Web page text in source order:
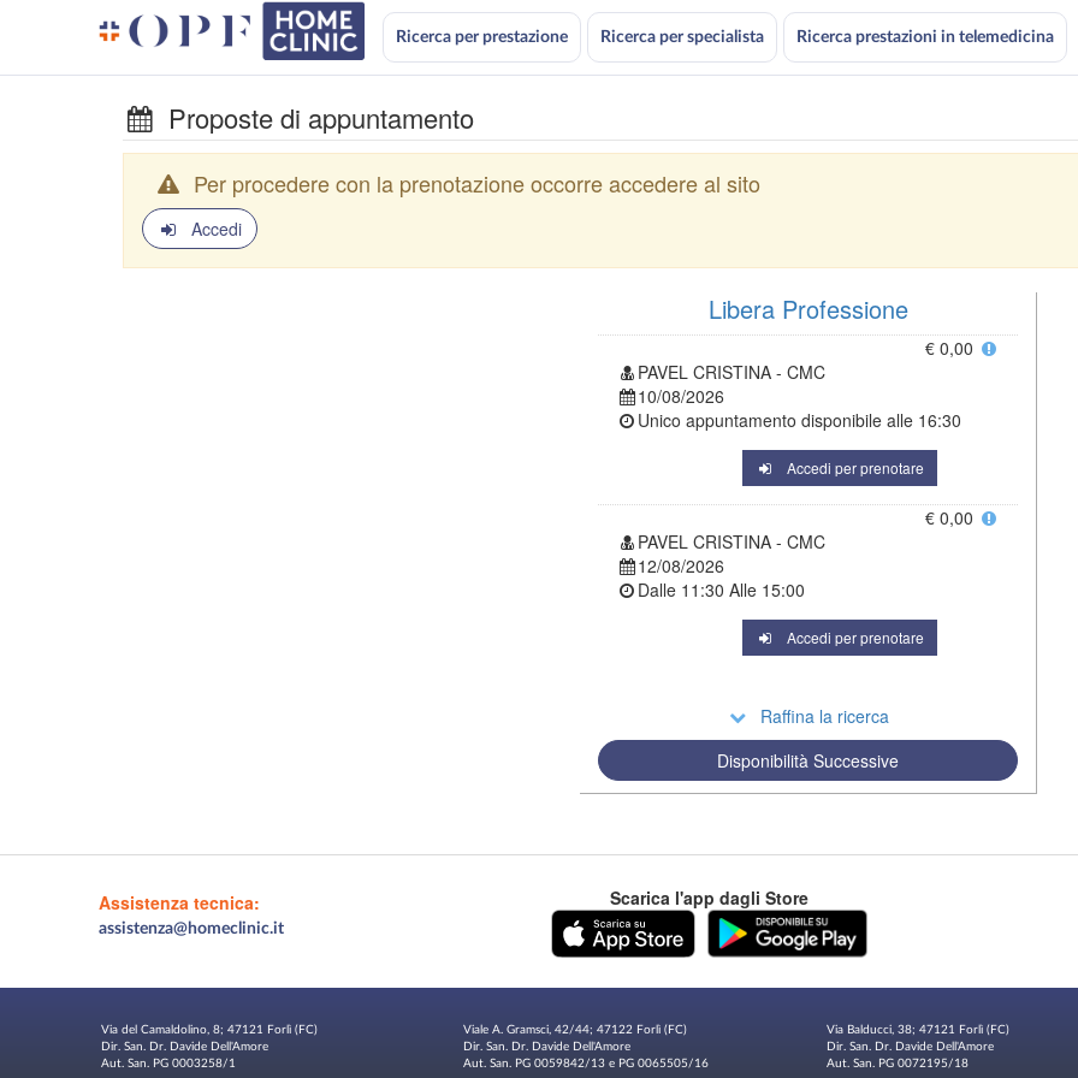
Ricerca per prestazione Ricerca per specialista Ricerca prestazioni in telemedicina
Proposte di appuntamento
Per procedere con la prenotazione occorre accedere al sito
Accedi
Libera Professione
€ 0,00
PAVEL CRISTINA - CMC
10/08/2026
Unico appuntamento disponibile alle 16:30
Accedi per prenotare
€ 0,00
PAVEL CRISTINA - CMC
12/08/2026
Dalle 11:30 Alle 15:00
Accedi per prenotare
Raffina la ricerca
Disponibilità Successive
Assistenza tecnica:
assistenza@homeclinic.it
Scarica l'app dagli Store
Via del Camaldolino, 8; 47121 Forlì (FC)
Dir. San. Dr. Davide Dell'Amore
Aut. San. PG 0003258/1
Viale A. Gramsci, 42/44; 47122 Forlì (FC)
Dir. San. Dr. Davide Dell'Amore
Aut. San. PG 0059842/13 e PG 0065505/16
Via Balducci, 38; 47121 Forlì (FC)
Dir. San. Dr. Davide Dell'Amore
Aut. San. PG 0072195/18